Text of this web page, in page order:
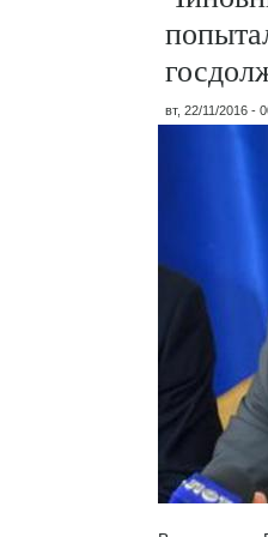
вт, 22/11/2016 -